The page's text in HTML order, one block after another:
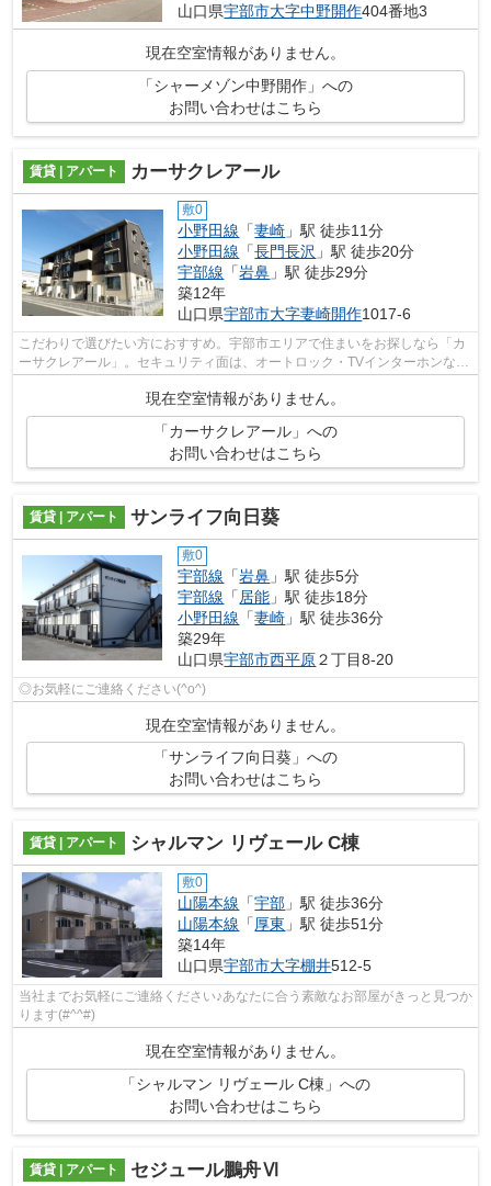
山口県宇部市大字中野開作404番地3
現在空室情報がありません。
「シャーメゾン中野開作」への
お問い合わせはこちら
賃貸 | アパート カーサクレアール
敷0
小野田線 「妻崎 」駅 徒歩11分
小野田線 「長門長沢 」駅 徒歩20分
宇部線 「岩鼻 」駅 徒歩29分
築12年
山口県宇部市大字妻崎開作1017-6
こだわりで選びたい方におすすめ。宇部市エリアで住まいをお探しなら「カ
ーサクレアール」。セキュリティ面は、オートロック・TVインターホンなど
現在空室情報がありません。
「カーサクレアール」への
お問い合わせはこちら
賃貸 | アパート サンライフ向日葵
敷0
宇部線 「岩鼻 」駅 徒歩5分
宇部線 「居能 」駅 徒歩18分
小野田線 「妻崎 」駅 徒歩36分
築29年
山口県宇部市西平原２丁目8-20
◎お気軽にご連絡ください(^o^)
現在空室情報がありません。
「サンライフ向日葵」への
お問い合わせはこちら
賃貸 | アパート シャルマン リヴェール C棟
敷0
山陽本線 「宇部 」駅 徒歩36分
山陽本線 「厚東 」駅 徒歩51分
築14年
山口県宇部市大字棚井512-5
当社までお気軽にご連絡ください♪あなたに合う素敵なお部屋がきっと見つか
ります(#^^#)
現在空室情報がありません。
「シャルマン リヴェール C棟」への
お問い合わせはこちら
賃貸 | アパート セジュール鵬舟Ⅵ